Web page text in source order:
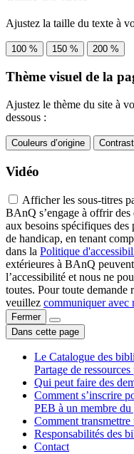
Ajustez la taille du texte à
100 % 150 % 200 %
Thème visuel de la
Ajustez le thème du site à
dessous :
Couleurs d’origine
Vidéo
Afficher les sous-titres
BAnQ s’engage à offrir
aux besoins spécifiques des
de handicap, en tenant
dans la Politique
extérieures à BAnQ
l’accessibilité et nous ne
toutes. Pour toute demande
veuillez communiquer avec
Fermer
Dans cette page
Le Catalogue des
Partage de
Qui peut faire des
Comment s’inscrire
PEB à un membre du
Comment
Responsabilités des
Contact